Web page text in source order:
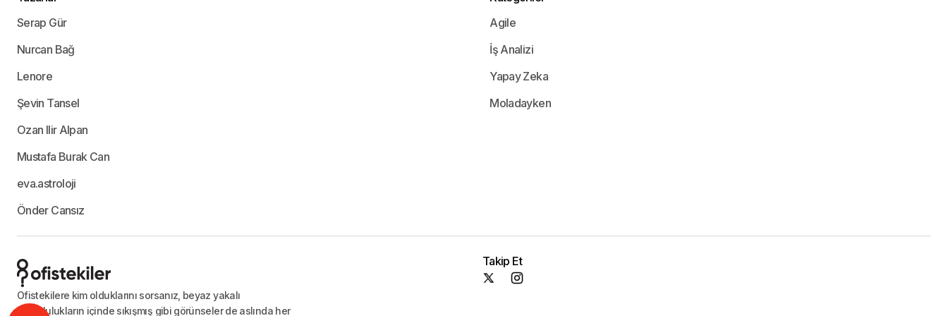
Ofistekilere kim olduklarını sorsanız, beyaz yakalı
zorunlulukların içinde sıkışmış gibi görünseler de aslında her
Serap Gür
Nurcan Bağ
Lenore
Şevin Tansel
Ozan Ilir Alpan
Mustafa Burak Can
eva.astroloji
Önder Cansız
Agile
İş Analizi
Yapay Zeka
Moladayken
Takip Et